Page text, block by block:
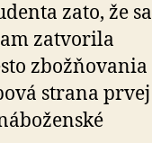
zato, že sa
zatvorila
zbož­ňo­vania
strana prvej